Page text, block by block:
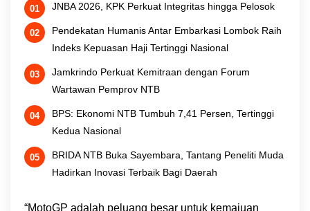
JNBA 2026, KPK Perkuat Integritas hingga Pelosok
Pendekatan Humanis Antar Embarkasi Lombok Raih
Indeks Kepuasan Haji Tertinggi Nasional
Jamkrindo Perkuat Kemitraan dengan Forum
Wartawan Pemprov NTB
BPS: Ekonomi NTB Tumbuh 7,41 Persen, Tertinggi
Kedua Nasional
BRIDA NTB Buka Sayembara, Tantang Peneliti Muda
Hadirkan Inovasi Terbaik Bagi Daerah
“MotoGP adalah peluang besar untuk kemajuan